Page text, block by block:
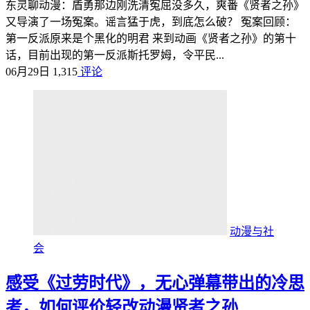
东灵聊动漫：盾勇那边刚洗清冤屈没多久，爽番《贤者之孙》
又导演了一场冤案。谣言猛于虎，到底怎么破？ 冤案回顾：
第一反派原来是个黑化的明君 来到动画《贤者之孙》的第十
话，目前出现的第一反派斯托罗姆，令平民...
06月29日 1,315 评论
动漫与社
会
感受《过劳时代》，无心弹幕带出的冷思